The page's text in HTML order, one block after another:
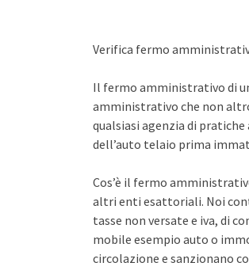
Verifica fermo
Il fermo amministrativo di
amministrativo che non
qualsiasi agenzia di
dell’auto telaio prima
Cos’è il fermo
altri enti esattoriali. Noi
tasse non versate e iva, di
mobile esempio auto o
circolazione e sanzionano